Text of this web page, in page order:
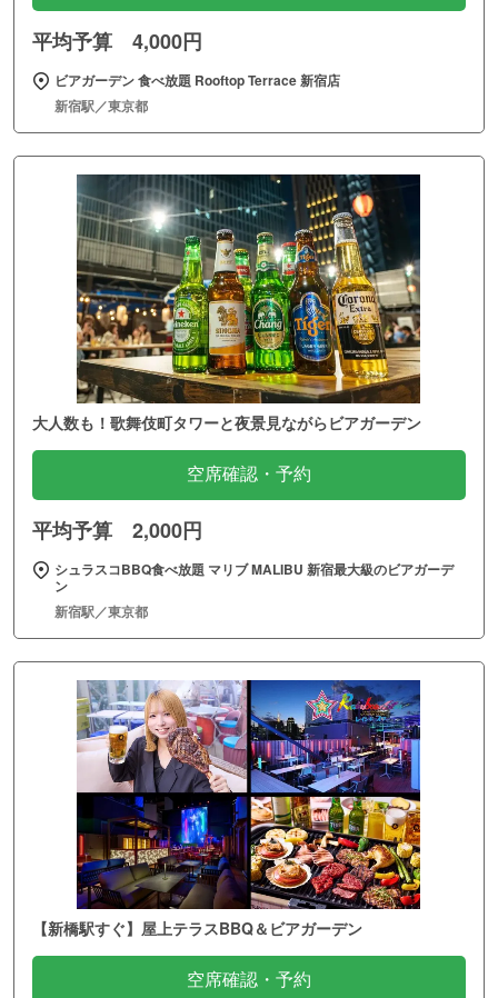
平均予算 4,000円
ビアガーデン 食べ放題 Rooftop Terrace 新宿店
新宿駅／東京都
大人数も！歌舞伎町タワーと夜景見ながらビアガーデン
空席確認・予約
平均予算 2,000円
シュラスコBBQ食べ放題 マリブ MALIBU 新宿最大級のビアガーデ
ン
新宿駅／東京都
【新橋駅すぐ】屋上テラスBBQ＆ビアガーデン
空席確認・予約